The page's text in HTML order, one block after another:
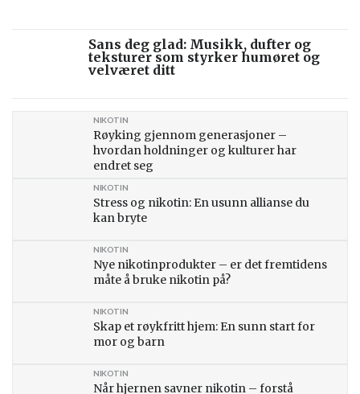
Sans deg glad: Musikk, dufter og
teksturer som styrker humøret og
velværet ditt
Røyking gjennom generasjoner –
hvordan holdninger og kulturer har
endret seg
NIKOTIN
Stress og nikotin: En usunn allianse du
kan bryte
NIKOTIN
Nye nikotinprodukter – er det fremtidens
måte å bruke nikotin på?
NIKOTIN
Skap et røykfritt hjem: En sunn start for
mor og barn
NIKOTIN
Når hjernen savner nikotin – forstå
NIKOTIN